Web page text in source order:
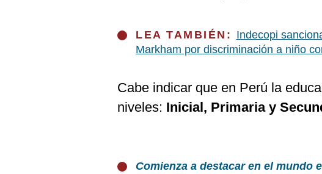
LEA TAMBIÉN: Indecopi
Markham por discriminación a niño
Cabe indicar que en Perú la
niveles: Inicial, Primaria y
Comienza a destacar en el mundo